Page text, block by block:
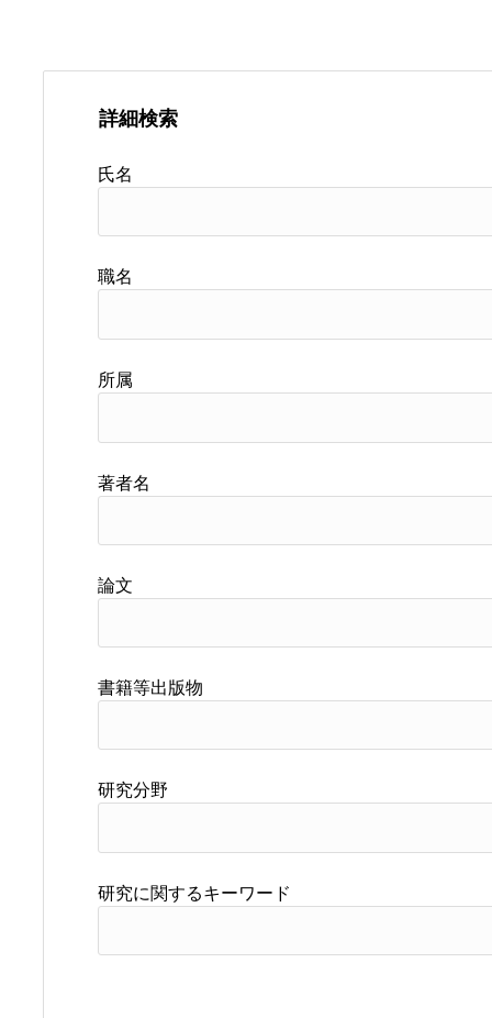
詳細検索
氏名
職名
所属
著者名
論文
書籍等出版物
研究分野
研究に関するキーワード